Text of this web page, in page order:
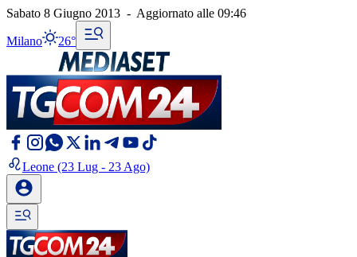
Sabato 8 Giugno 2013 - Aggiornato alle 09:46
Milano 26°
Leone (23 Lug - 23 Ago)